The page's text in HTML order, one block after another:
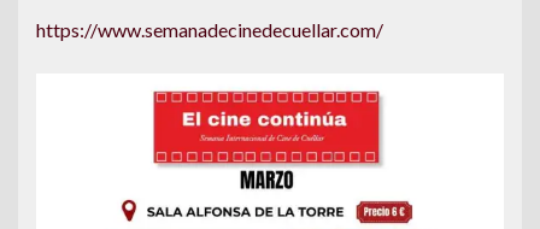
https://www.semanadecinedecuellar.com/